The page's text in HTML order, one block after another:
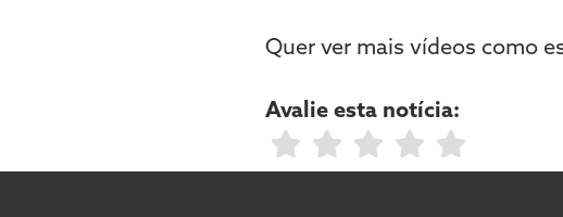
Quer ver mais vídeos como
Avalie esta notícia: